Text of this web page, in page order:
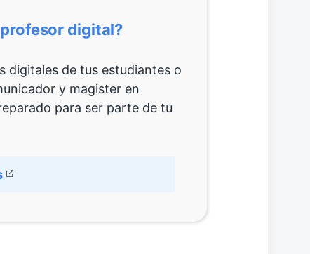
digital?
digitales de tus estudiantes o
y magister en
para ser parte de tu